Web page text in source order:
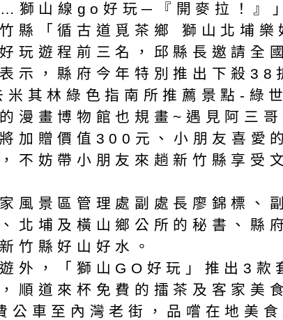
獅山線go好玩─『開麥拉！』
縣「循古道覓茶鄉 獅山北埔
玩遊程前三名，邱縣長邀請全
示，縣府今年特別推出下殺38
米其林綠色指南所推薦景點-
漫畫博物館也規畫~遇見阿三
加贈價值300元、小朋友喜愛
不妨帶小朋友來趟新竹縣享受
風景區管理處副處長廖錦標、
北埔及橫山鄉公所的秘書、縣
竹縣好山好水。
，「獅山GO好玩」推出3款
順道來杯免費的擂茶及客家美
公車至內灣老街，品嚐在地美食